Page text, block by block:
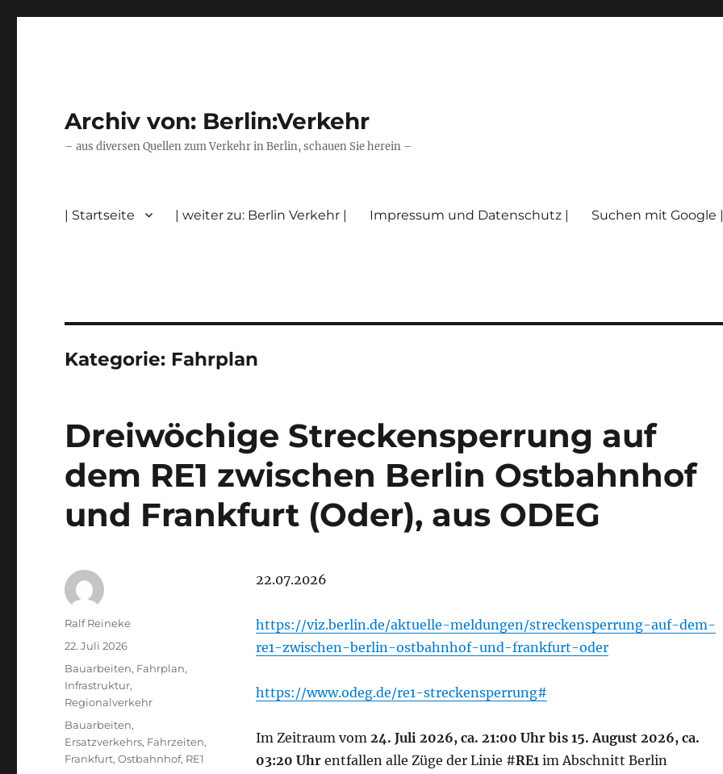
Archiv von: Berlin:Verkehr
– aus diversen Quellen zum Verkehr in Berlin, schauen Sie herein –
| Startseite | weiter zu: Berlin Verkehr | Impressum und Datenschutz | Suchen mit Google |
Kategorie: Fahrplan
Dreiwöchige Streckensperrung auf
dem RE1 zwischen Berlin Ostbahnhof
und Frankfurt (Oder), aus ODEG
22.07.2026
https://viz.berlin.de/aktuelle-meldungen/streckensperrung-auf-dem-
re1-zwischen-berlin-ostbahnhof-und-frankfurt-oder
https://www.odeg.de/re1-streckensperrung#
Im Zeitraum vom24. Juli 2026, ca. 21:00 Uhr bis 15. August 2026, ca.
03:20 Uhrentfallen alle Züge der Linie #RE1im Abschnitt Berlin
Autor
Ralf Reineke
Veröffentlicht
22. Juli 2026
Kategorien
Bauarbeiten, Fahrplan,
Infrastruktur,
Regionalverkehr
Schlagwörter
Bauarbeiten,
Ersatzverkehrs, Fahrzeiten,
Frankfurt,Ostbahnhof, RE1